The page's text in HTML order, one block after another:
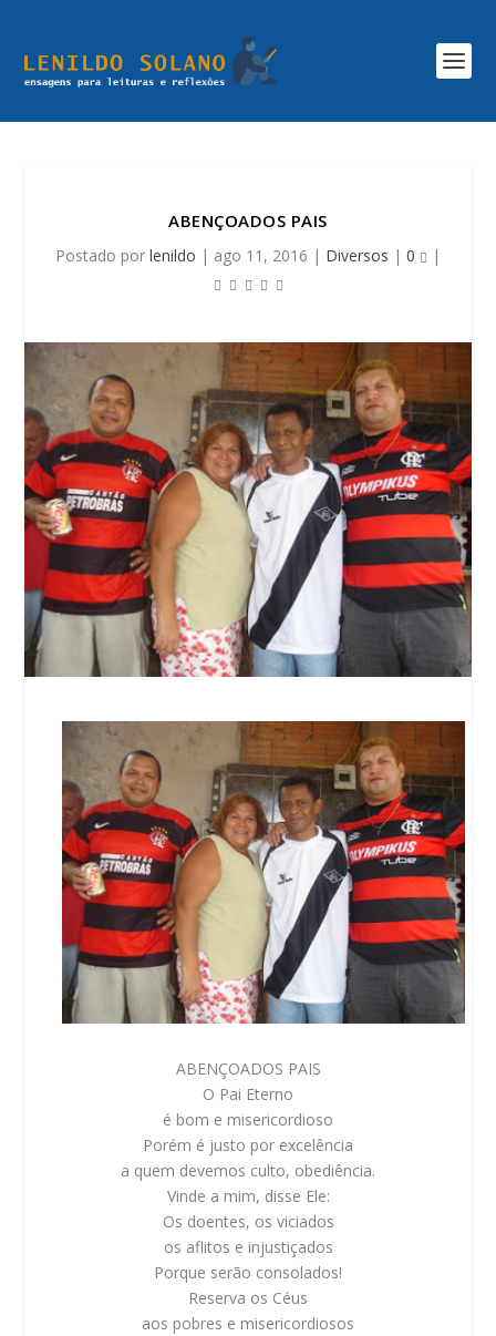
ABENÇOADOS PAIS
Postado por lenildo | ago 11, 2016 | Diversos | 0 |
ABENÇOADOS PAIS
O Pai Eterno
é bom e misericordioso
Porém é justo por excelência
a quem devemos culto, obediência.
Vinde a mim, disse Ele:
Os doentes, os viciados
os aflitos e injustiçados
Porque serão consolados!
Reserva os Céus
aos pobres e misericordiosos